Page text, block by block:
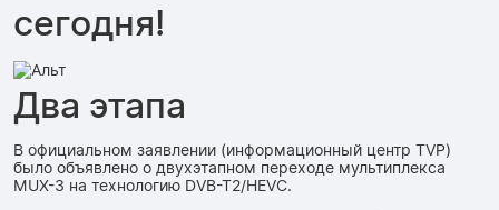
сегодня!
Два этапа
В официальном заявлении (информационный центр TVP)
было объявлено о двухэтапном переходе мультиплекса
MUX-3 на технологию DVB-T2/HEVC.